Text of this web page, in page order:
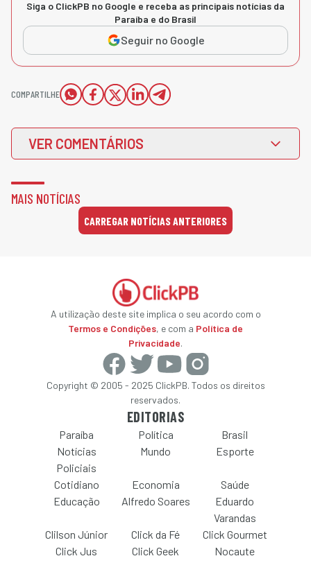
Siga o ClickPB no Google e receba as principais notícias da
Paraíba e do Brasil
Seguir no Google
COMPARTILHE
VER COMENTÁRIOS
MAIS NOTÍCIAS
CARREGAR NOTÍCIAS ANTERIORES
A utilização deste site implica o seu acordo com o
Termos e Condições, e com a Política de
Privacidade.
Copyright © 2005 - 2025 ClickPB. Todos os direitos
reservados.
EDITORIAS
Paraíba Política
Brasil
Notícias
Policiais
Mundo Esporte
Cotidiano Economia
Saúde
Educação
Alfredo Soares
Eduardo
Varandas
Clilson Júnior
Click da Fé
Click Gourmet
Click Jus
Click Geek Nocaute